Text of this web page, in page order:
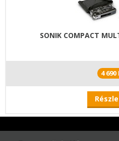
SONIK COMPACT
4 690